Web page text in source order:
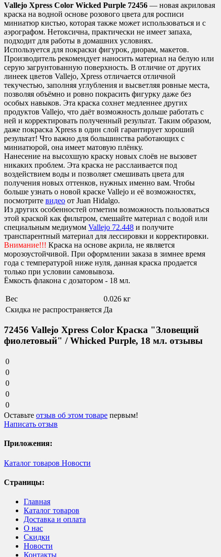
Vallejo Xpress Color Wicked Purple 72456 — новая акриловая
краска на водной основе розового цвета для росписи
миниатюр кистью, которая также может использоваться и с
аэрографом. Нетоксична, практически не имеет запаха,
подходит для работы в домашних условиях.
Используется для покраски фигурок, диорам, макетов.
Производитель рекомендует наносить материал на белую или
серую загрунтованную поверхность. В отличие от других
линеек цветов Vallejo, Xpress отличается отличной
текучестью, заполняя углубления и высветляя ровные места,
позволяя объёмно и ровно покрасить фигурку даже без
особых навыков. Эта краска сохнет медленнее других
продуктов Vallejo, что даёт возможность дольше работать с
ней и корректировать полученный результат. Таким образом,
даже покраска Xpress в один слой гарантирует хороший
результат! Что важно для большинства работающих с
миниатюрой, она имеет матовую плёнку.
Нанесение на высохшую краску новых слоёв не вызовет
никаких проблем. Эта краска не расслаивается под
воздействием воды и позволяет смешивать цвета для
получения новых оттенков, нужных именно вам. Чтобы
больше узнать о новой краске Vallejo и её возможностях,
посмотрите видео от Juan Hidalgo.
Из других особенностей отметим возможность пользоваться
этой краской как фильтром, смешайте материал с водой или
специальным медиумом Vallejo 72.448 и получите
транспарентный материал для лессировки и корректировки.
Внимание!!! Краска на основе акрила, не является
морозоустойчивой. При оформлении заказа в зимнее время
года с температурой ниже нуля, данная краска продается
только при условии самовывоза.
Ёмкость флакона с дозатором - 18 мл.
Вес
0.026 кг
Скидка не распространяется Да
72456 Vallejo Xpress Color Краска "Зловещий
фиолетовый" / Whicked Purple, 18 мл. отзывы
0
0
0
0
0
Оставьте отзыв об этом товаре первым!
Написать отзыв
Приложения:
Каталог товаров Новости
Страницы:
Главная
Каталог товаров
Доставка и оплата
О нас
Скидки
Новости
Контакты